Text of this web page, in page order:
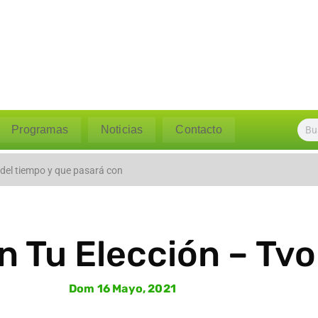
Programas Noticias Contacto
tiempo y que pasará con
caudal del río Polpaico ant
Tu Elección –
Dom 16 Mayo, 2021